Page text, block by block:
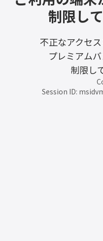
制限し
不正なアクセス
プレミアム
制限し
Session ID: